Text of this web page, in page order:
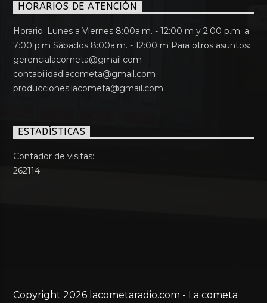
HORARIOS DE ATENCIÓN
Horario: Lunes a Viernes 8:00a.m. - 12:00 m y 2:00 p.m. a
7:00 p.m Sábados 8:00a.m. - 12:00 m Para otros asuntos:
gerencialacometa@gmail.com
contabilidadlacometa@gmail.com
producciones.lacometa@gmail.com
ESTADÍSTICAS
Contador de visitas:
262114
Copyright 2026 lacometaradio.com - La cometa